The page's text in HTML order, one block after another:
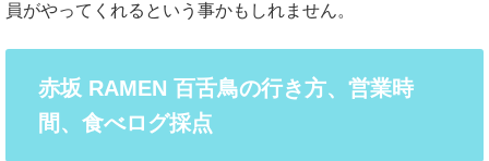
員がやってくれるという事かもしれません。
赤坂 RAMEN 百舌鳥の行き方、営業時
間、食べログ採点